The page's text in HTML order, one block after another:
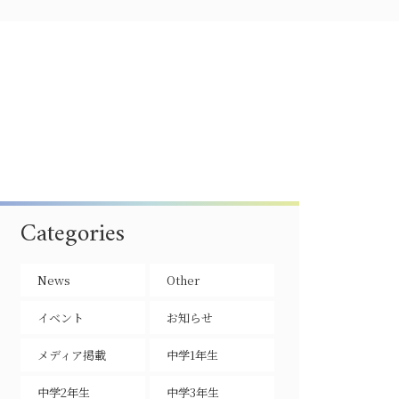
Categories
News Other
イベント お知らせ
メディア掲載 中学1年生
中学2年生 中学3年生